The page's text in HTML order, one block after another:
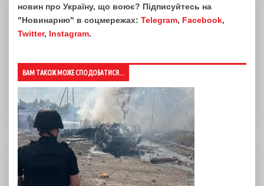
новин про Україну, що воює? Підписуйтесь на
"Новинарню" в соцмережах: Telegram, Facebook,
Twitter, Instagram.
ВАМ ТАКОЖ МОЖЕ СПОДОБАТИСЯ...